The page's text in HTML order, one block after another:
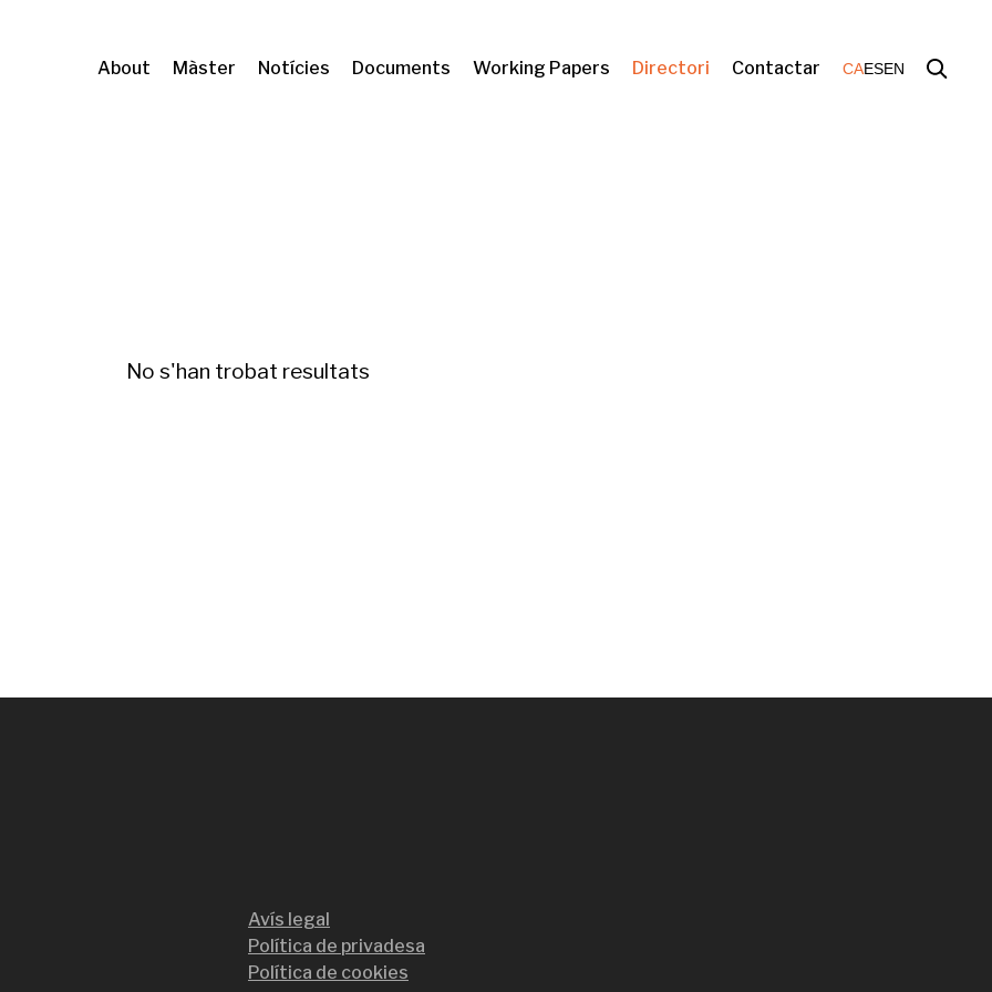
About Màster Notícies Documents Working Papers Directori Contactar CAESEN
No s'han trobat resultats
Avís legal
Política de privadesa
Política de cookies